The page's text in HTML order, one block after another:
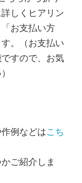
しくヒアリン
お支払い方
。（お支払い
すので、お気
例などはこち
ご紹介しま